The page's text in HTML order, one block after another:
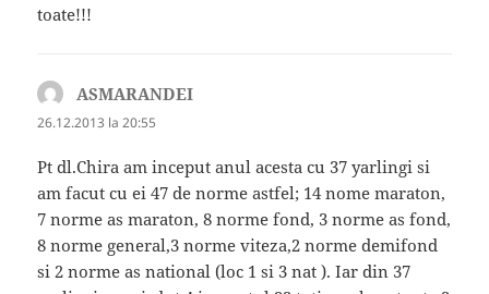
toate!!!
ASMARANDEI
26.12.2013 la 20:55
Pt dl.Chira am inceput anul acesta cu 37 yarlingi si
am facut cu ei 47 de norme astfel; 14 nome maraton,
7 norme as maraton, 8 norme fond, 3 norme as fond,
8 norme general,3 norme viteza,2 norme demifond
si 2 norme as national (loc 1 si 3 nat ). Iar din 37